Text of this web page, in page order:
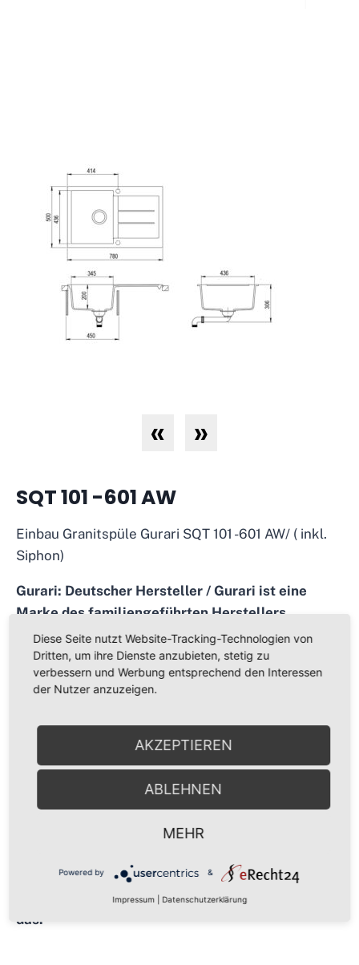
« »
SQT 101 -601 AW
Einbau Granitspüle Gurari SQT 101 -601 AW/ ( inkl.
Siphon)
Gurari: Deutscher Hersteller / Gurari ist eine
Marke des familiengeführten Herstellers.
Europäische Premiumqualität
Abmessungen der Spüle: 780x500 mm
Inkl. Ventil AQF-002V (AW)
Zweiseitig: Links/rechts
Farbe Black metallic | 601
Schrankgröße: 50cm
Einbauart: Einbau
Anzahl der Becken: 1
Gurari Granitspüle ist aus einem -
Granitverbundstoff ein einzigartiges Material,
das:
Diese Seite nutzt Website-Tracking-Technologien von
Dritten, um ihre Dienste anzubieten, stetig zu
verbessern und Werbung entsprechend den Interessen
der Nutzer anzuzeigen.
AKZEPTIEREN
ABLEHNEN
MEHR
Powered by &
Impressum Datenschutzerklärung